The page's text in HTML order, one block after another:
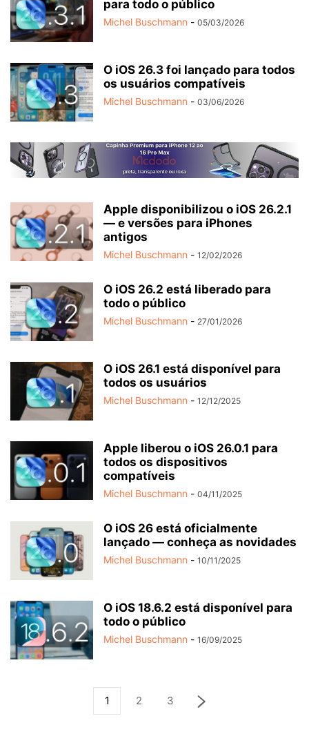
para todo o público
Michel Buschmann - 05/03/2026
O iOS 26.3 foi lançado para todos
os usuários compatíveis
Michel Buschmann - 03/06/2026
Apple disponibilizou o iOS 26.2.1
— e versões para iPhones
antigos
Michel Buschmann - 12/02/2026
O iOS 26.2 está liberado para
todo o público
Michel Buschmann - 27/01/2026
O iOS 26.1 está disponível para
todos os usuários
Michel Buschmann - 12/12/2025
Apple liberou o iOS 26.0.1 para
todos os dispositivos
compatíveis
Michel Buschmann - 04/11/2025
O iOS 26 está oficialmente
lançado — conheça as novidades
Michel Buschmann - 10/11/2025
O iOS 18.6.2 está disponível para
todo o público
Michel Buschmann - 16/09/2025
1 2 3